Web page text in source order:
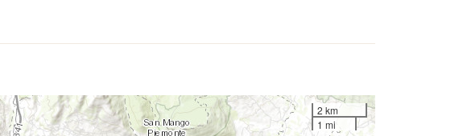
2 km
1 mi